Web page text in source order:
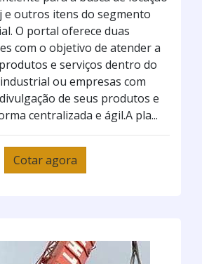
e outros itens do segmento
O portal oferece duas
com o objetivo de atender a
e serviços dentro do
ou empresas com
de seus produtos e
centralizada e ágil.A pla...
Cotar agora